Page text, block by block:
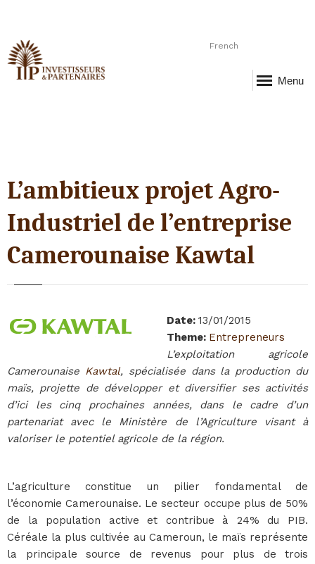
French
Menu
L’ambitieux projet Agro-
Industriel de l’entreprise
Camerounaise Kawtal
Date: 13/01/2015
Theme: Entrepreneurs
L’exploitation agricole
Camerounaise Kawtal, spécialisée dans la production du
maïs, projette de développer et diversifier ses activités
d’ici les cinq prochaines années, dans le cadre d’un
partenariat avec le Ministère de l’Agriculture visant à
valoriser le potentiel agricole de la région.
L’agriculture constitue un pilier fondamental de
l’économie Camerounaise. Le secteur occupe plus de 50%
de la population active et contribue à 24% du PIB.
Céréale la plus cultivée au Cameroun, le maïs représente
la principale source de revenus pour plus de trois